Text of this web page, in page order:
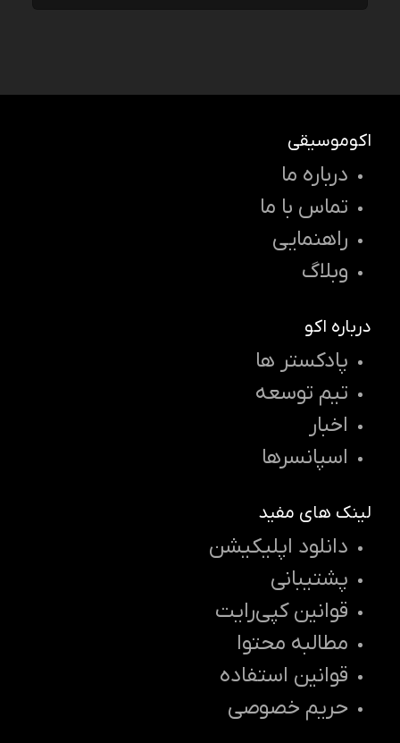
اکوموسیقی
درباره ما
تماس با ما
راهنمایی
وبلاگ
درباره اکو
پادکستر ها
تیم توسعه
اخبار
اسپانسرها
لینک های مفید
دانلود اپلیکیشن
پشتیبانی
قوانین کپی‌رایت
مطالبه محتوا
قوانین استفاده
حریم خصوصی